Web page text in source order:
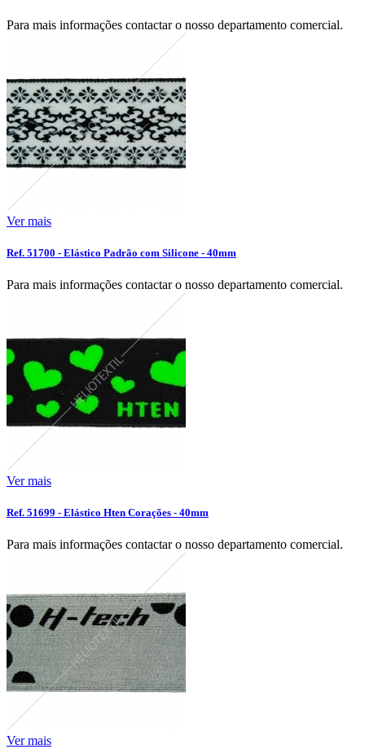
Para mais informações contactar o nosso departamento comercial.
Ver mais
Ref. 51700 - Elástico Padrão com Silicone - 40mm
Para mais informações contactar o nosso departamento comercial.
Ver mais
Ref. 51699 - Elástico Hten Corações - 40mm
Para mais informações contactar o nosso departamento comercial.
Ver mais